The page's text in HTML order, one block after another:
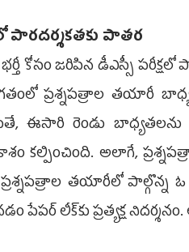
పారదర్శకతకు పాతర
కోసం జరిపిన డీఎస్సీ
ప్రశ్నపత్రాల తయారీ
ఈసారి రెండు బాధ్యతలను
కల్పించింది. అలాగే,
ప్రశ్నపత్రాల తయారీలో
పేపర్‌ లీక్‌కు ప్రత్యక్ష